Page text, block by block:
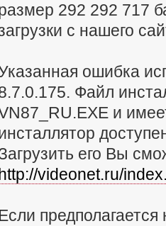
292 292 717
с нашего
ошибка
Файл
и
его Вы
videonet.ru/
Если